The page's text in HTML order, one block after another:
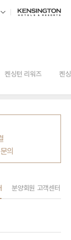
켄싱턴 리워즈 켄
의
분양회원 고객센터